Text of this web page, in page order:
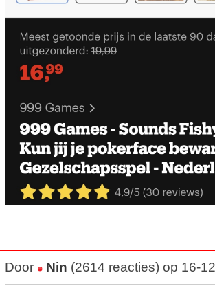
Door Nin (2614 reacties) op 16-